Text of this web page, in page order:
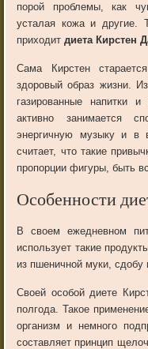
порой проблемы, как
усталая кожа и другие.
приходитдиета Кирстен
Сама Кирстен
здоровый образ жизни.
газированные напитки
активно занимается
энергичную музыку и в
считает, что такие
пропорции фигуры, быть
Особенности
В своем ежедневном
использует такие
из пшеничной муки, сдобу
Своей особой диете
полгода. Такое
организм и немного
составляет принцип